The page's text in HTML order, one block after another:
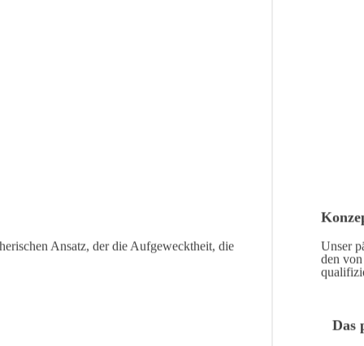
Ansatz, der die Aufgewecktheit, die
Unser
den
Das